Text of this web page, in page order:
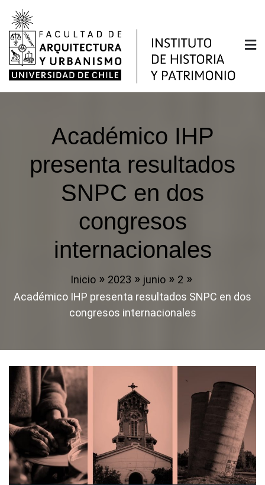
Saltar
contenido
Instituto de Historia y
Patrimonio
Facultad de Arquitectura y Urbanismo de la
Académico IHP
presenta resultados
SNPC en dos
congresos
internacionales
Inicio 2023 junio
2
Académico IHP presenta resultados SNPC en dos
congresos internacionales